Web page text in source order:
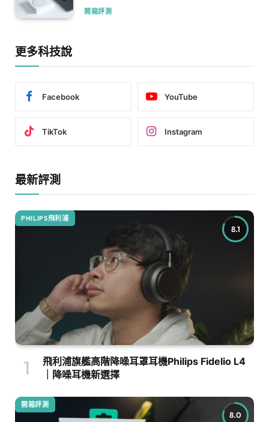
開箱評測
更多科技說
Facebook YouTube
TikTok Instagram
最新評測
8.1
PHILIPS飛利浦
飛利浦旗艦高階降噪耳罩耳機Philips Fidelio L4
｜降噪耳機新選擇
8.0
開箱評測